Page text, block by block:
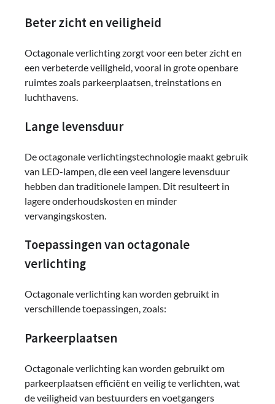
Beter zicht en veiligheid
Octagonale verlichting zorgt voor een beter zicht en
een verbeterde veiligheid, vooral in grote openbare
ruimtes zoals parkeerplaatsen, treinstations en
luchthavens.
Lange levensduur
De octagonale verlichtingstechnologie maakt gebruik
van LED-lampen, die een veel langere levensduur
hebben dan traditionele lampen. Dit resulteert in
lagere onderhoudskosten en minder
vervangingskosten.
Toepassingen van octagonale
verlichting
Octagonale verlichting kan worden gebruikt in
verschillende toepassingen, zoals:
Parkeerplaatsen
Octagonale verlichting kan worden gebruikt om
parkeerplaatsen efficiënt en veilig te verlichten, wat
de veiligheid van bestuurders en voetgangers